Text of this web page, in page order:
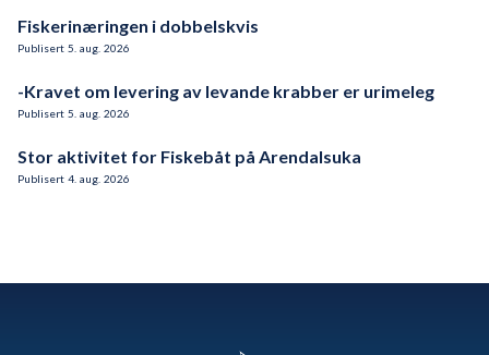
Fiskerinæringen i dobbelskvis
Publisert 5 aug. 2026
-Kravet om levering av levande krabber er urimeleg
Publisert 5 aug. 2026
Stor aktivitet for Fiskebåt på Arendalsuka
Publisert 4 aug. 2026